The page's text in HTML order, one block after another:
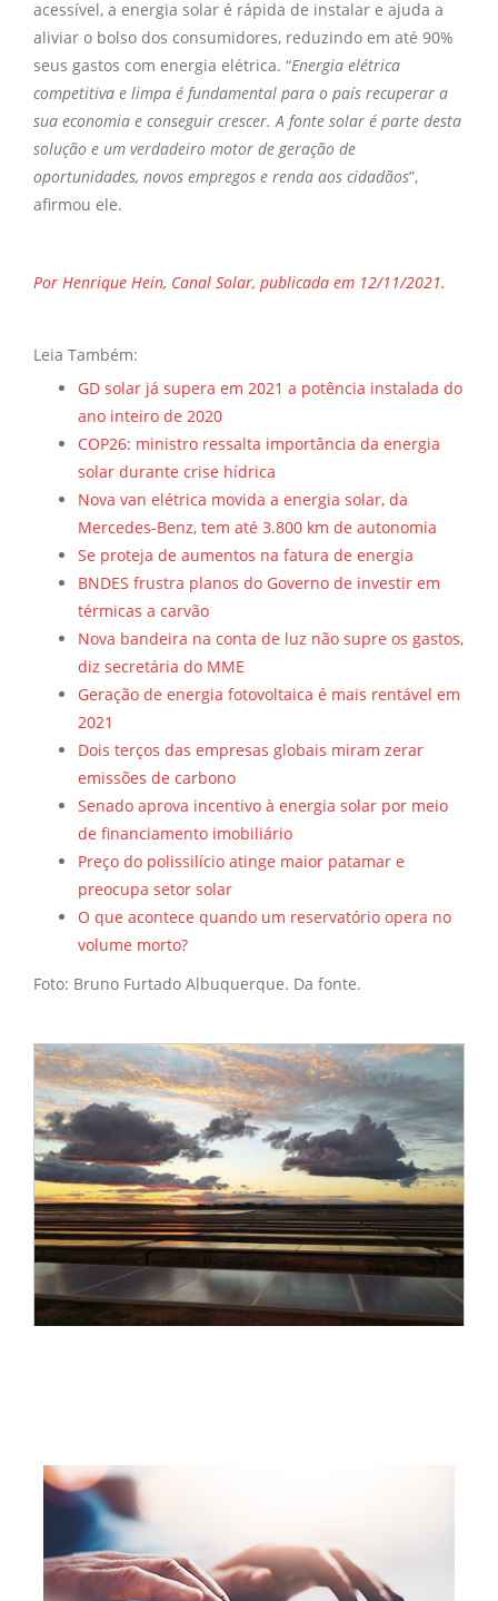
acessível, a energia solar é rápida de instalar e ajuda a
aliviar o bolso dos consumidores, reduzindo em até 90%
seus gastos com energia elétrica. “Energia elétrica
competitiva e limpa é fundamental para o país recuperar a
sua economia e conseguir crescer. A fonte solar é parte desta
solução e um verdadeiro motor de geração de
oportunidades, novos empregos e renda aos cidadãos”,
afirmou ele.
Por Henrique Hein, Canal Solar, publicada em 12/11/2021.
Leia Também:
GD solar já supera em 2021 a potência instalada do
ano inteiro de 2020
COP26: ministro ressalta importância da energia
solar durante crise hídrica
Nova van elétrica movida a energia solar, da
Mercedes-Benz, tem até 3.800 km de autonomia
Se proteja de aumentos na fatura de energia
BNDES frustra planos do Governo de investir em
térmicas a carvão
Nova bandeira na conta de luz não supre os gastos,
diz secretária do MME
Geração de energia fotovoltaica é mais rentável em
2021
Dois terços das empresas globais miram zerar
emissões de carbono
Senado aprova incentivo à energia solar por meio
de financiamento imobiliário
Preço do polissilício atinge maior patamar e
preocupa setor solar
O que acontece quando um reservatório opera no
volume morto?
Foto: Bruno Furtado Albuquerque. Da fonte.